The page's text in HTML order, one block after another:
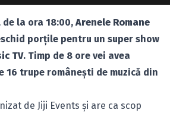
de la ora 18:00,Arenele Romane
porţile pentru un super show
TV. Timp de 8 ore vei avea
16 trupe româneşti de muzică din
de Jiji Events şi are ca scop